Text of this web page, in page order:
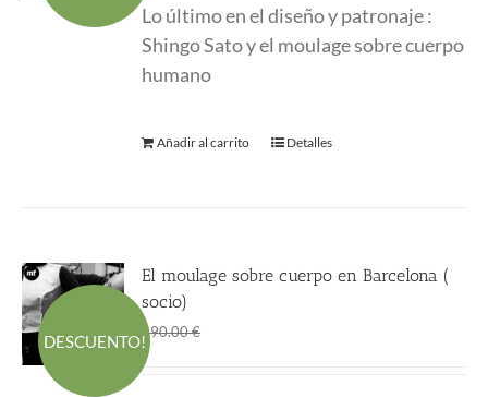
era:
590.00 €.
es:
400.00 €.
Lo último en el diseño y patronaje :
Shingo Sato y el moulage sobre cuerpo
humano
Añadir al carrito Detalles
DESCUENTO!
El moulage sobre cuerpo en Barcelona (
socio)
590.00€